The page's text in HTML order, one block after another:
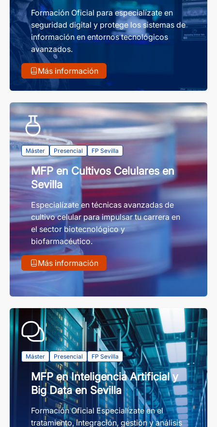
Formación Oficial para especialízate en
seguridad digital y protege los sistemas de
información en entornos tecnológicos
avanzados.
Más información
Máster Presencial FP Sevilla
MFP en Cultivos Celulares en
Sevilla
Especialízate en técnicas avanzadas de
cultivo celular para impulsar tu carrera en
el sector biotecnológico y
biofarmacéutico.
Más información
Máster Presencial FP Sevilla
MFP en Inteligencia Artificial y
Big Data en Sevilla
Formación Oficial Especialízate en el
tratamiento, integración, gestión y análisis